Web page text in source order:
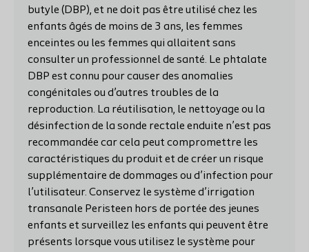
butyle (DBP), et ne doit pas être utilisé chez les
enfants âgés de moins de 3 ans, les femmes
enceintes ou les femmes qui allaitent sans
consulter un professionnel de santé. Le phtalate
DBP est connu pour causer des anomalies
congénitales ou d’autres troubles de la
reproduction. La réutilisation, le nettoyage ou la
désinfection de la sonde rectale enduite n’est pas
recommandée car cela peut compromettre les
caractéristiques du produit et de créer un risque
supplémentaire de dommages ou d’infection pour
l’utilisateur. Conservez le système d’irrigation
transanale Peristeen hors de portée des jeunes
enfants et surveillez les enfants qui peuvent être
présents lorsque vous utilisez le système pour